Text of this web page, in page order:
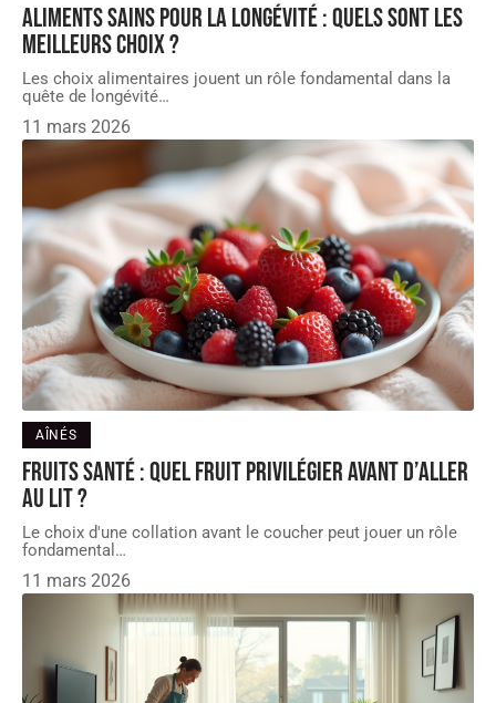
Aliments sains pour la longévité : quels sont les
meilleurs choix ?
Les choix alimentaires jouent un rôle fondamental dans la
quête de longévité…
11 mars 2026
AÎNÉS
Fruits santé : Quel fruit privilégier avant d’aller
au lit ?
Le choix d'une collation avant le coucher peut jouer un rôle
fondamental …
11 mars 2026